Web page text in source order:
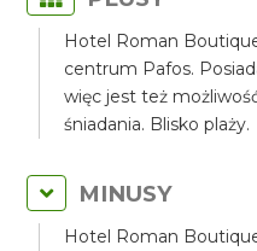
Hotel Roman
centrum Pafos.
więc jest też
śniadania. Blisko plaży.
MINUSY
Hotel Roman